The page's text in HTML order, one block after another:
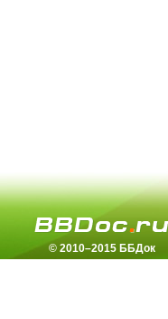
© 2010–2015 ББДок